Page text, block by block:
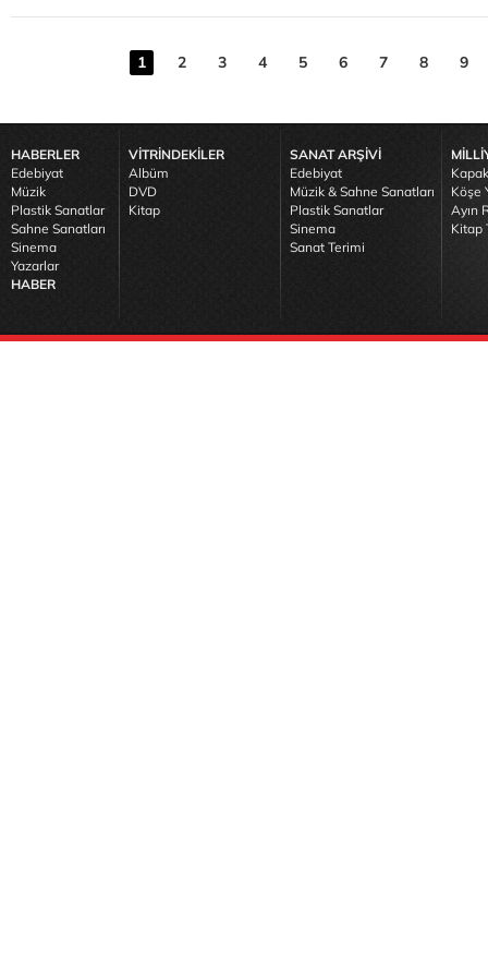
1 2 3 4 5 6 7 8 9
HABERLER
Edebiyat
Müzik
Plastik Sanatlar
Sahne Sanatları
Sinema
Yazarlar
HABER
VİTRİNDEKİLER
Albüm
DVD
Kitap
SANAT ARŞİVİ
Edebiyat
Müzik & Sahne Sanatları
Plastik Sanatlar
Sinema
Sanat Terimi
Köşe
Ayın
Kitap